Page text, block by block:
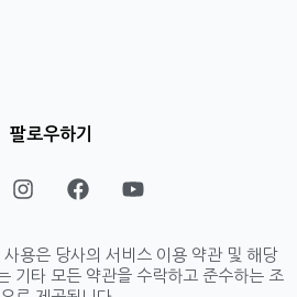
팔로우하기
I
n
t
a
g
F
a
e
b
o
Y
o
t
u
b
용은 당사의 서비스 이용 약관 및 해당
기타 모든 약관을 수락하고 준수하는 조